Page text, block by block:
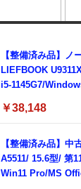
【整備済み品】ノ
LIEFBOOK
i5-1145G7/
Type-C/360度回転
8GB,SSD256GB)
￥38,148
【整備済み品】中
A5511/ 15.6型/ 第
Win11 Pro/MS